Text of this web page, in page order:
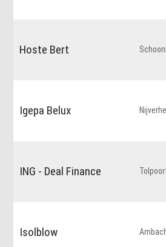
Hoste Bert
Igepa Belux
ING - Deal Finance
Isolblow